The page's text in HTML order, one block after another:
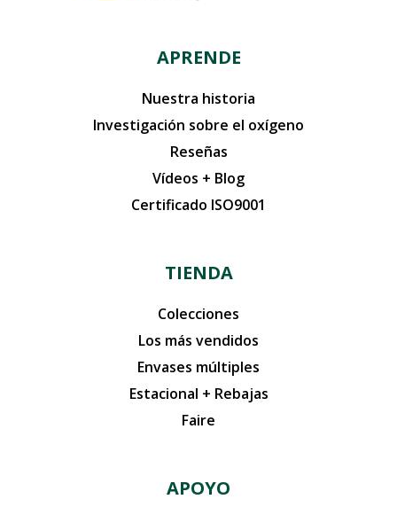
APRENDE
Nuestra historia
Investigación sobre el oxígeno
Reseñas
Vídeos + Blog
Certificado ISO9001
TIENDA
Colecciones
Los más vendidos
Envases múltiples
Estacional + Rebajas
Faire
APOYO